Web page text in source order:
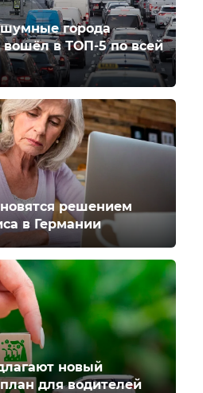
города
вошёл в ТОП-5 по всей
решением
в Германии
новый
для водителей